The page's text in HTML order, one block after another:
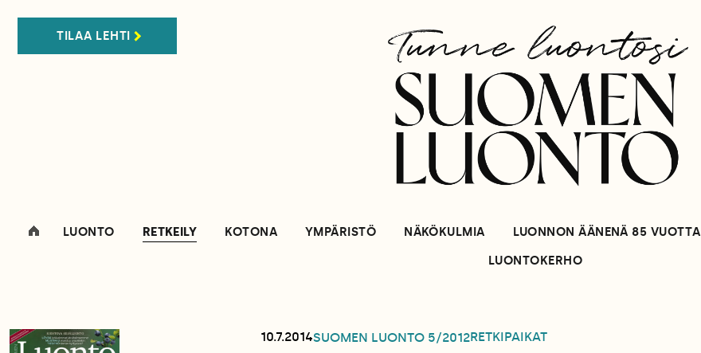
TILAA LEHTI
LUONTO RETKEILY KOTONA YMPÄRISTÖ NÄKÖKULMIA LUONNON ÄÄNENÄ 85 VUOTTA
LUONTOKERHO
10.7.2014SUOMEN LUONTO 5/2012RETKIPAIKAT